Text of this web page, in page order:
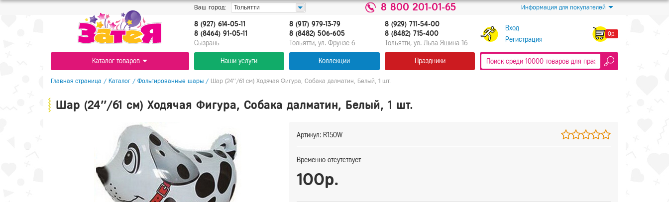
Ваш город: Тольятти 8 800 201-01-65 Информация для покупателей
8 (927) 614-05-11
8 (8464) 91-05-11
Cызрань
8 (917) 979-13-79
8 (8482) 506-605
Тольятти, ул. Фрунзе 6
8 (929) 711-54-00
8 (8482) 715-400
Тольятти, ул. Льва Яшина 16
Вход
Регистрация
0р.
Каталог товаров Наши услуги Коллекции Праздники
Главная страница / Каталог / Фольгированные шары / Шар (24''/61 см) Ходячая Фигура, Собака далматин, Белый, 1 шт.
Шар (24''/61 см) Ходячая Фигура, Собака далматин, Белый, 1 шт.
Артикул: R150W
Временно отсутствует
100р.